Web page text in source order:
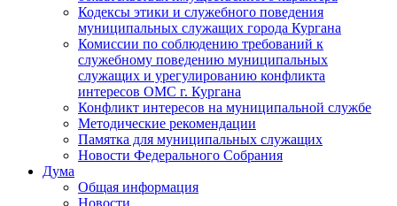
Кодексы этики и служебного поведения
муниципальных служащих города Кургана
Комиссии по соблюдению требований к
служебному поведению муниципальных
служащих и урегулированию конфликта
интересов ОМС г. Кургана
Конфликт интересов на муниципальной службе
Методические рекомендации
Памятка для муниципальных служащих
Новости Федерального Cобрания
Дума
Общая информация
Новости